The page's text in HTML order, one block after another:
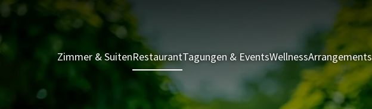
Zimmer & SuitenRestaurantTagungen & EventsWellnessArrangements